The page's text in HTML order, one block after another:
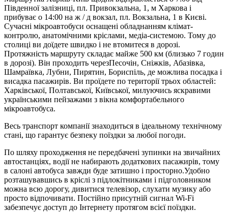
Південної залізниці, пл. Привокзальна, 1, м Харкова і
прибуває о 14:00 на ж / д вокзал, пл. Вокзальна, 1 в Києві.
Сучасні мікроавтобуси оснащені обладнанням клімат-
контролю, анатомічними кріслами, медіа-системою. Тому до
столиці ви доїдете швидко і не втомитеся в дорозі.
Протяжність маршруту складає майже 500 км (близько 7 годин
в дорозі). Він проходить черезПесочін, Сніжків, Абазівка,
Шамраївка, Лубни, Пирятин, Бориспіль, де можлива посадка і
висадка пасажирів. Ви проїдете по території трьох областей:
Харківської, Полтавської, Київської, милуючись яскравими
українськими пейзажами з вікна комфортабельного
мікроавтобуса.
Весь транспорт компанії знаходиться в ідеальному технічному
стані, що гарантує безпеку поїздки за любої погоди.
По шляху проходження не передбачені зупинки на звичайних
автостанціях, водії не набирають додаткових пасажирів, тому
в салоні автобуса завжди буде затишно і просторно.Удобно
розташувавшись в кріслі з підлокітниками і підголовником
можна всю дорогу, дивитися телевізор, слухати музику або
просто відпочивати. Постійно присутній сигнал Wi-Fi
забезпечує доступ до Інтернету протягом всієї поїздки.